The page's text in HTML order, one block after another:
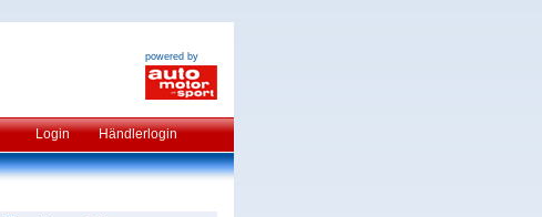
powered by
Login Händlerlogin